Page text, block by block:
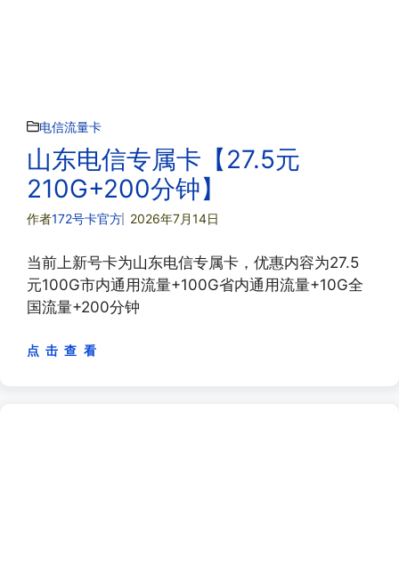
电信流量卡
山东电信专属卡【27.5元
210G+200分钟】
作者172号卡官方 2026年7月14日
当前上新号卡为山东电信专属卡，优惠内容为27.5
元100G市内通用流量+100G省内通用流量+10G全
国流量+200分钟
点 击 查 看